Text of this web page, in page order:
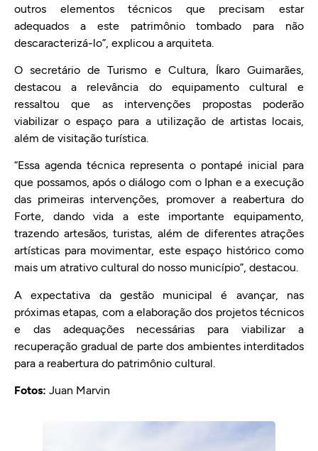
outros elementos técnicos que precisam estar
adequados a este patrimônio tombado para não
descaracterizá-lo”, explicou a arquiteta.
O secretário de Turismo e Cultura, Íkaro Guimarães,
destacou a relevância do equipamento cultural e
ressaltou que as intervenções propostas poderão
viabilizar o espaço para a utilização de artistas locais,
além de visitação turística.
“Essa agenda técnica representa o pontapé inicial para
que possamos, após o diálogo com o Iphan e a execução
das primeiras intervenções, promover a reabertura do
Forte, dando vida a este importante equipamento,
trazendo artesãos, turistas, além de diferentes atrações
artísticas para movimentar, este espaço histórico como
mais um atrativo cultural do nosso município”, destacou.
A expectativa da gestão municipal é avançar, nas
próximas etapas, com a elaboração dos projetos técnicos
e das adequações necessárias para viabilizar a
recuperação gradual de parte dos ambientes interditados
para a reabertura do patrimônio cultural.
Fotos: Juan Marvin